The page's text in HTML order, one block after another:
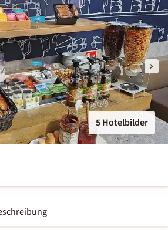
5 Hotelbilder